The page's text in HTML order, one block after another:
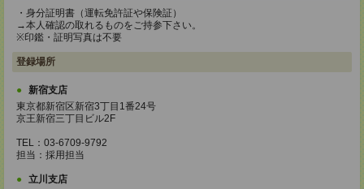
・身分証明書（運転免許証や保険証）
→本人確認の取れるものをご持参下さい。
※印鑑・証明写真は不要
登録場所
新宿支店
東京都新宿区新宿3丁目1番24号
京王新宿三丁目ビル2F
TEL：03-6709-9792
担当：採用担当
立川支店